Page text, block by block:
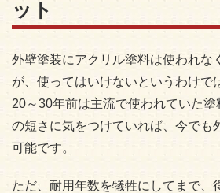
ット
外壁塗装にアクリル塗料は使われな
が、使ってはいけないというわけで
20～30年前は主流で使われていた
の短さに気をつけていれば、今でも
可能です。
ただ、耐用年数を犠牲にしてまで、